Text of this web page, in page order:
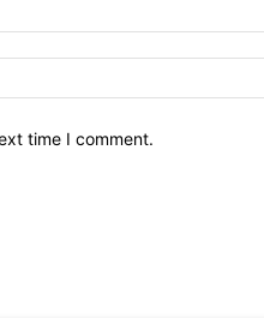
time I comment.